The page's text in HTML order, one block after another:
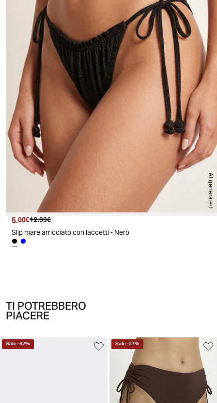
AI generated
Prezzo attuale
5.00€ Prezzo originale
12.99€
Slip mare arricciato con laccetti - Nero
TI POTREBBERO
PIACERE
Sale-62% Sale-27%